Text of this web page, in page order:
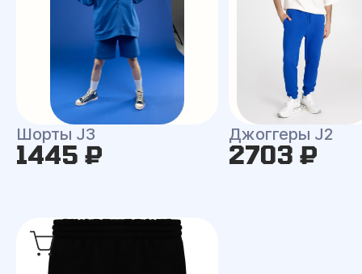
Шорты J3
1445 ₽
Джоггеры J2
2703 ₽